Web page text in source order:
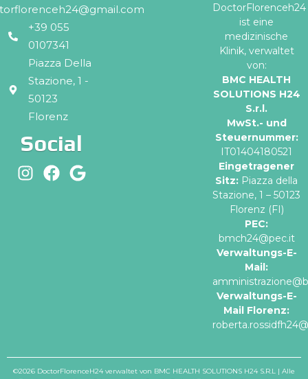
+39 055
0107341
Piazza Della
Stazione, 1 -
50123
Florenz
Social
DoctorFlorenceh24
ist eine
medizinische
Klinik, verwaltet
von:
BMC HEALTH
SOLUTIONS H24
S.r.l.
MwSt.- und
Steuernummer:
IT01404180521
Eingetragener
Sitz: Piazza della
Stazione, 1 – 50123
Florenz (FI)
PEC:
bmch24@pec.it
Verwaltungs-E-
Mail:
Verwaltungs-E-
Mail Florenz:
©2026 DoctorFlorenceH24 verwaltet von BMC HEALTH SOLUTIONS H24 S.R.L | Alle